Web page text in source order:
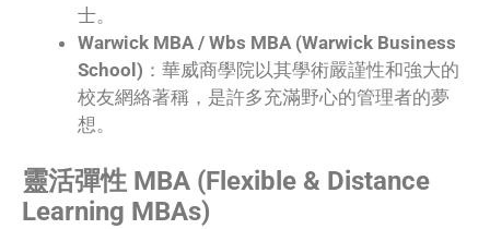
士。
Warwick MBA / Wbs MBA (Warwick Business
School) ：華威商學院以其學術嚴謹性和強大的
校友網絡著稱，是許多充滿野心的管理者的夢
想。
靈活彈性 MBA (Flexible & Distance
Learning MBAs)